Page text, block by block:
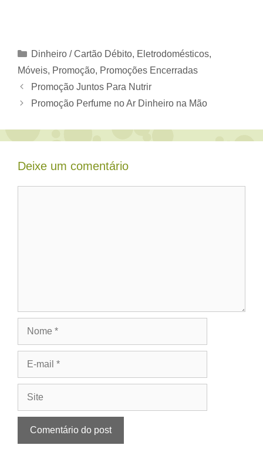
Categorias
Dinheiro / Cartão Débito, Eletrodomésticos,
Móveis, Promoção, Promoções Encerradas
Promoção Juntos Para Nutrir
Promoção Perfume no Ar Dinheiro na Mão
Deixe um comentário